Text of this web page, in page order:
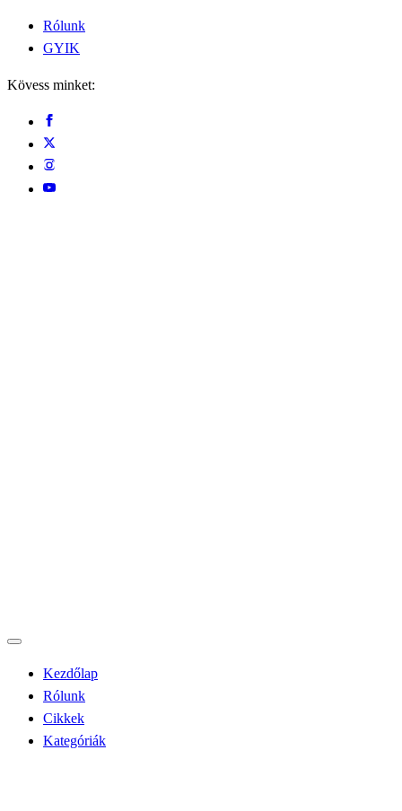
Rólunk
GYIK
Kövess minket:
Kezdőlap
Rólunk
Cikkek
Kategóriák